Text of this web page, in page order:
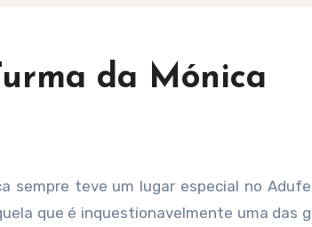
da Mónica
que é inquestionavelmente uma das